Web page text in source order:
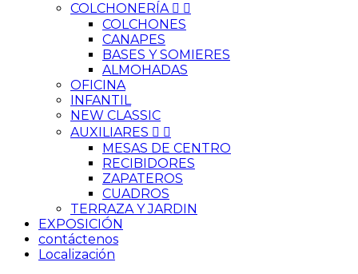
COLCHONERÍA  
COLCHONES
CANAPES
BASES Y SOMIERES
ALMOHADAS
OFICINA
INFANTIL
NEW CLASSIC
AUXILIARES  
MESAS DE CENTRO
RECIBIDORES
ZAPATEROS
CUADROS
TERRAZA Y JARDIN
EXPOSICIÓN
contáctenos
Localización